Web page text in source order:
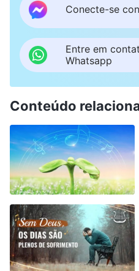
Conecte-se
Entre em
Whatsapp
Conteúdo